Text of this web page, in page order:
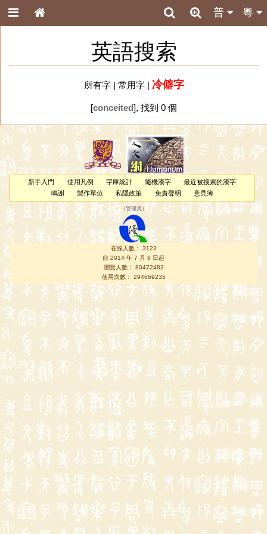
粵
普
英語搜索
所有字| 常用字| 冷僻字
[conceited], 找到 0 個
新手入門 使用凡例 字庫統計 隨機漢字
最近被搜索的漢字
鳴謝
製作單位 私隱政策 免責聲明 意見簿
（管理員 ）
在線人數： 3123
自 2014 年 7 月 8 日起
瀏覽人數： 80472483
使用次數： 294669235